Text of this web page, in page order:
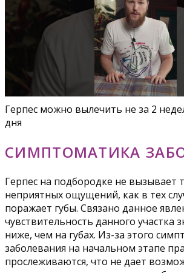
Герпес можно вылечить не за 2
дня
СИМПТОМАТИКА
Герпес на подбородке не вызывает
неприятных ощущений, как в тех
поражает губы. Связано данное
чувствительность данного участка
ниже, чем на губах. Из-за этого
заболевания на начальном этапе
прослеживаются, что не дает